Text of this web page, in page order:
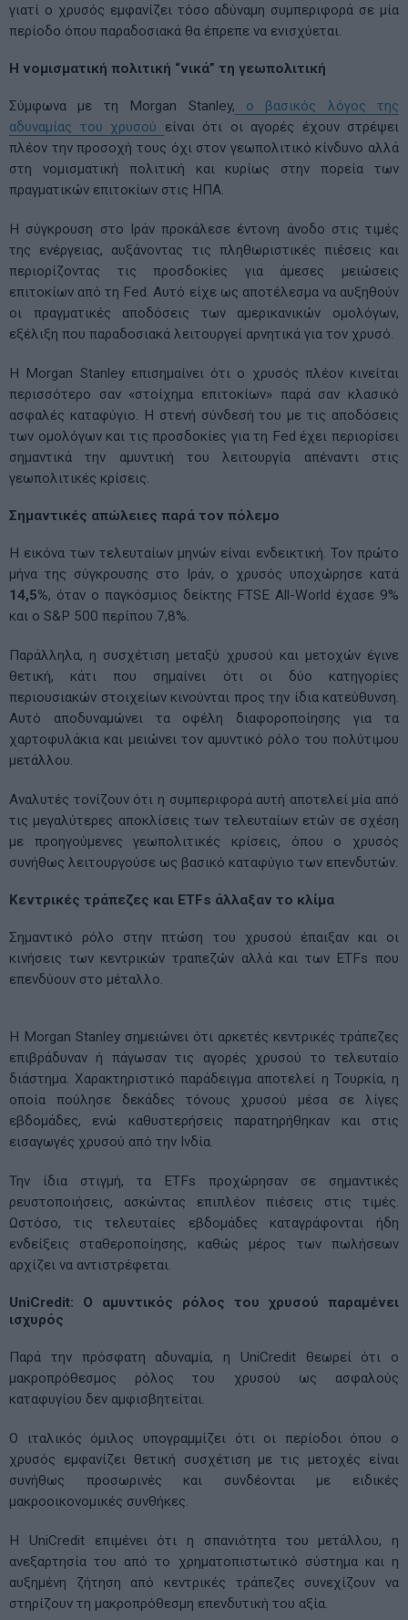
γιατί ο χρυσός εμφανίζει τόσο αδύναμη συμπεριφορά σε μία
περίοδο όπου παραδοσιακά θα έπρεπε να ενισχύεται.
Η νομισματική πολιτική “νικά” τη γεωπολιτική
Σύμφωνα με τη Morgan Stanley, ο βασικός λόγος της
αδυναμίας του χρυσού είναι ότι οι αγορές έχουν στρέψει
πλέον την προσοχή τους όχι στον γεωπολιτικό κίνδυνο αλλά
στη νομισματική πολιτική και κυρίως στην πορεία των
πραγματικών επιτοκίων στις ΗΠΑ.
Η σύγκρουση στο Ιράν προκάλεσε έντονη άνοδο στις τιμές
της ενέργειας, αυξάνοντας τις πληθωριστικές πιέσεις και
περιορίζοντας τις προσδοκίες για άμεσες μειώσεις
επιτοκίων από τη Fed. Αυτό είχε ως αποτέλεσμα να αυξηθούν
οι πραγματικές αποδόσεις των αμερικανικών ομολόγων,
εξέλιξη που παραδοσιακά λειτουργεί αρνητικά για τον χρυσό.
Η Morgan Stanley επισημαίνει ότι ο χρυσός πλέον κινείται
περισσότερο σαν «στοίχημα επιτοκίων» παρά σαν κλασικό
ασφαλές καταφύγιο. Η στενή σύνδεσή του με τις αποδόσεις
των ομολόγων και τις προσδοκίες για τη Fed έχει περιορίσει
σημαντικά την αμυντική του λειτουργία απέναντι στις
γεωπολιτικές κρίσεις.
Σημαντικές απώλειες παρά τον πόλεμο
Η εικόνα των τελευταίων μηνών είναι ενδεικτική. Τον πρώτο
μήνα της σύγκρουσης στο Ιράν, ο χρυσός υποχώρησε κατά
14,5%, όταν ο παγκόσμιος δείκτης FTSE All-World έχασε 9%
και ο S&P 500 περίπου 7,8%.
Παράλληλα, η συσχέτιση μεταξύ χρυσού και μετοχών έγινε
θετική, κάτι που σημαίνει ότι οι δύο κατηγορίες
περιουσιακών στοιχείων κινούνται προς την ίδια κατεύθυνση.
Αυτό αποδυναμώνει τα οφέλη διαφοροποίησης για τα
χαρτοφυλάκια και μειώνει τον αμυντικό ρόλο του πολύτιμου
μετάλλου.
Αναλυτές τονίζουν ότι η συμπεριφορά αυτή αποτελεί μία από
τις μεγαλύτερες αποκλίσεις των τελευταίων ετών σε σχέση
με προηγούμενες γεωπολιτικές κρίσεις, όπου ο χρυσός
συνήθως λειτουργούσε ως βασικό καταφύγιο των επενδυτών.
Κεντρικές τράπεζες και ETFs άλλαξαν το κλίμα
Σημαντικό ρόλο στην πτώση του χρυσού έπαιξαν και οι
κινήσεις των κεντρικών τραπεζών αλλά και των ETFs που
επενδύουν στο μέταλλο.
Η Morgan Stanley σημειώνει ότι αρκετές κεντρικές τράπεζες
επιβράδυναν ή πάγωσαν τις αγορές χρυσού το τελευταίο
διάστημα. Χαρακτηριστικό παράδειγμα αποτελεί η Τουρκία, η
οποία πούλησε δεκάδες τόνους χρυσού μέσα σε λίγες
εβδομάδες, ενώ καθυστερήσεις παρατηρήθηκαν και στις
εισαγωγές χρυσού από την Ινδία.
Την ίδια στιγμή, τα ETFs προχώρησαν σε σημαντικές
ρευστοποιήσεις, ασκώντας επιπλέον πιέσεις στις τιμές.
Ωστόσο, τις τελευταίες εβδομάδες καταγράφονται ήδη
ενδείξεις σταθεροποίησης, καθώς μέρος των πωλήσεων
αρχίζει να αντιστρέφεται.
UniCredit: Ο αμυντικός ρόλος του χρυσού παραμένει
ισχυρός
Παρά την πρόσφατη αδυναμία, η UniCredit θεωρεί ότι ο
μακροπρόθεσμος ρόλος του χρυσού ως ασφαλούς
καταφυγίου δεν αμφισβητείται.
Ο ιταλικός όμιλος υπογραμμίζει ότι οι περίοδοι όπου ο
χρυσός εμφανίζει θετική συσχέτιση με τις μετοχές είναι
συνήθως προσωρινές και συνδέονται με ειδικές
μακροοικονομικές συνθήκες.
Η UniCredit επιμένει ότι η σπανιότητα του μετάλλου, η
ανεξαρτησία του από το χρηματοπιστωτικό σύστημα και η
αυξημένη ζήτηση από κεντρικές τράπεζες συνεχίζουν να
στηρίζουν τη μακροπρόθεσμη επενδυτική του αξία.